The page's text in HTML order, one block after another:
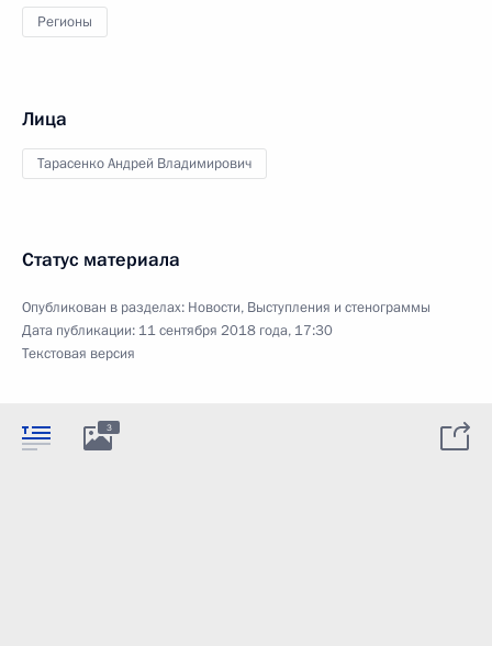
Регионы
Лица
Тарасенко Андрей Владимирович
Статус материала
Опубликован в разделах: Новости, Выступления и стенограммы
Дата публикации: 11 сентября 2018 года, 17:30
Текстовая версия
3